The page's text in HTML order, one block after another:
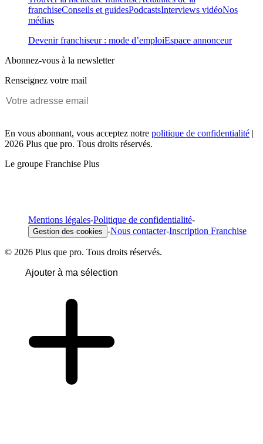
franchiseConseils et guidesPodcastsInterviews vidéoNos
médias
Devenir franchiseur : mode d’emploiEspace annonceur
Abonnez-vous à la newsletter
Renseignez votre mail
En vous abonnant, vous acceptez notre politique de confidentialité |
2026 Plus que pro. Tous droits réservés.
Le groupe Franchise Plus
Mentions légales-Politique de confidentialité-
Gestion des cookies -Nous contacter-Inscription Franchise
© 2026 Plus que pro. Tous droits réservés.
Ajouter à ma sélection